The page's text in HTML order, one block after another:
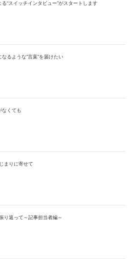
る“スイッチインタビュー”がスタートします
なるような”言葉”を届けたい
なくても
まりに寄せて
り返って～記事担当者編～